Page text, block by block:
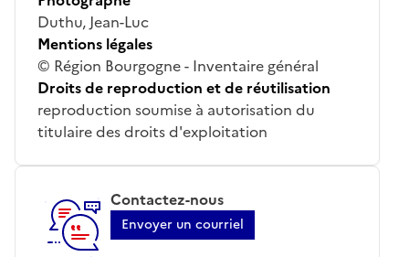
Duthu, Jean-Luc
Mentions légales
© Région Bourgogne - Inventaire général
Droits de reproduction et de réutilisation
reproduction soumise à autorisation du
titulaire des droits d'exploitation
Contactez-nous
Envoyer un courriel